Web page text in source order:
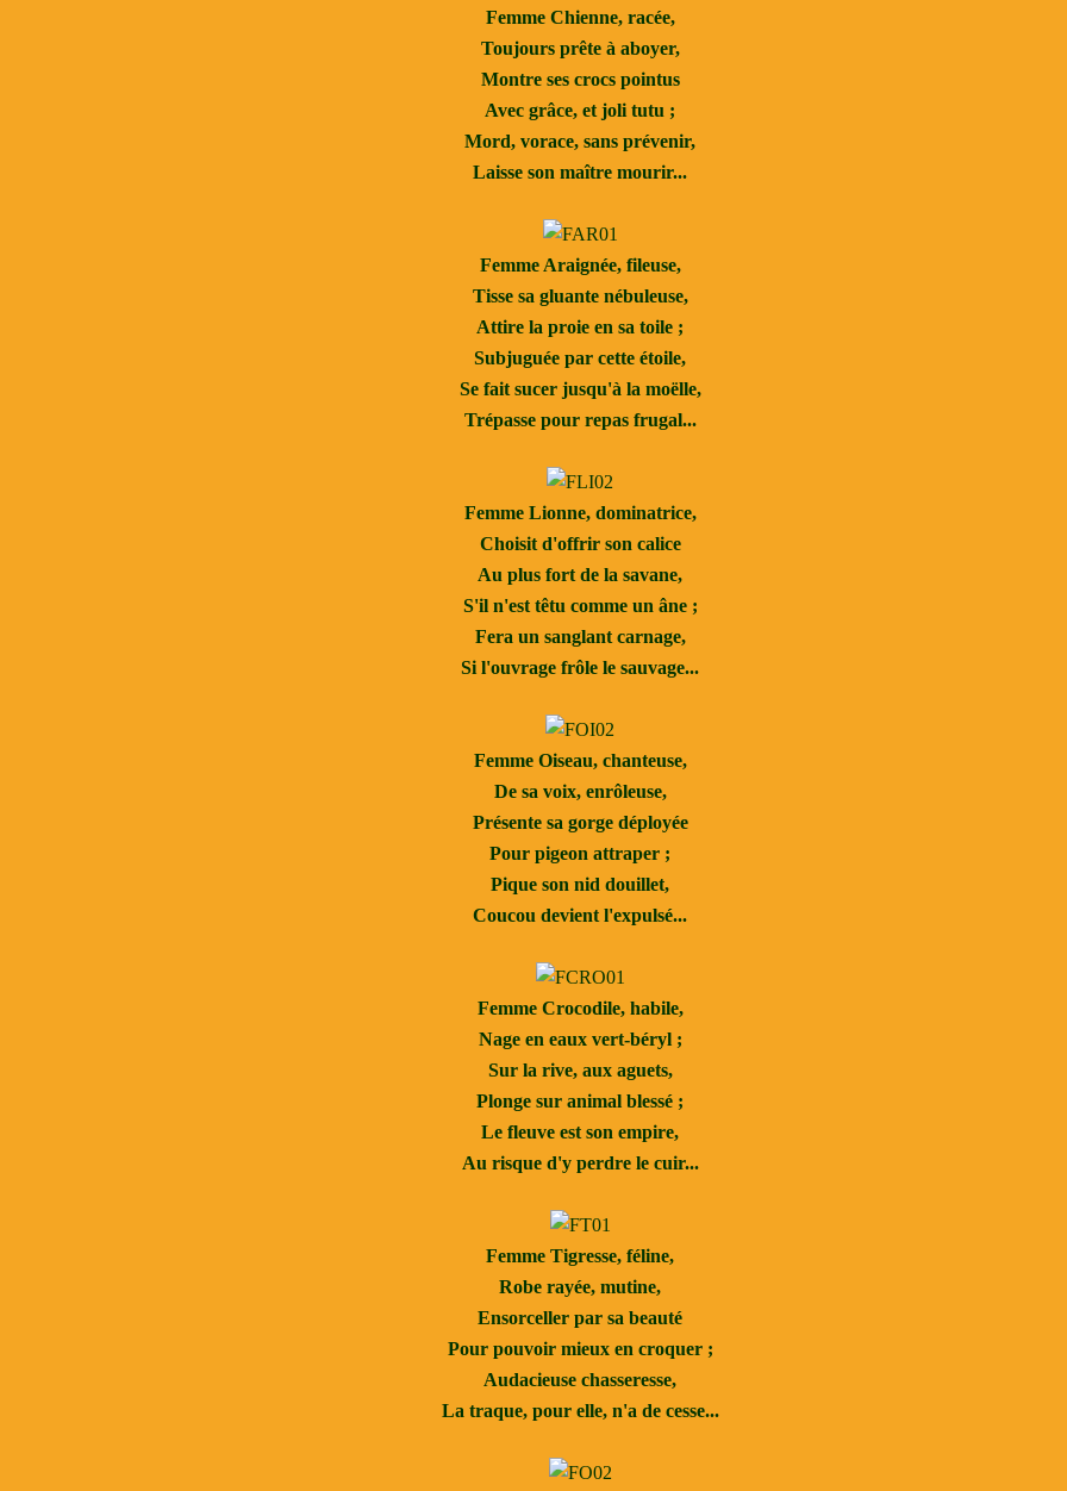
Femme Chienne, racée,
Toujours prête à aboyer,
Montre ses crocs pointus
Avec grâce, et joli tutu ;
Mord, vorace, sans prévenir,
Laisse son maître mourir...
Femme Araignée, fileuse,
Tisse sa gluante nébuleuse,
Attire la proie en sa toile ;
Subjuguée par cette étoile,
Se fait sucer jusqu'à la moëlle,
Trépasse pour repas frugal...
Femme Lionne, dominatrice,
Choisit d'offrir son calice
Au plus fort de la savane,
S'il n'est têtu comme un âne ;
Fera un sanglant carnage,
Si l'ouvrage frôle le sauvage...
Femme Oiseau, chanteuse,
De sa voix, enrôleuse,
Présente sa gorge déployée
Pour pigeon attraper ;
Pique son nid douillet,
Coucou devient l'expulsé...
Femme Crocodile, habile,
Nage en eaux vert-béryl ;
Sur la rive, aux aguets,
Plonge sur animal blessé ;
Le fleuve est son empire,
Au risque d'y perdre le cuir...
Femme Tigresse, féline,
Robe rayée, mutine,
Ensorceller par sa beauté
Pour pouvoir mieux en croquer ;
Audacieuse chasseresse,
La traque, pour elle, n'a de cesse...